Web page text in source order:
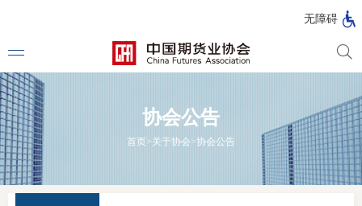
无障碍
法律法
行政法
协会公告
首页>关于协会>协会公告
市
期
货
公
司
风
险
管
理
公
司
资
产
管
理
公
司